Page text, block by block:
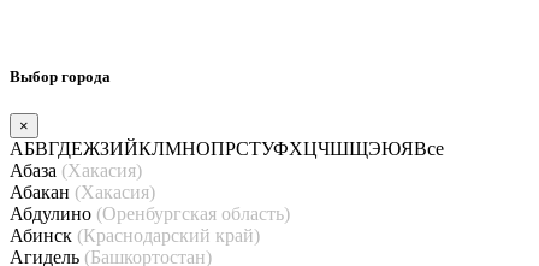
Выбор города
×
АБВГДЕЖЗИЙКЛМНОПРСТУФХЦЧШЩЭЮЯВсе
Абаза (Хакасия)
Абакан (Хакасия)
Абдулино (Оренбургская область)
Абинск (Краснодарский край)
Агидель (Башкортостан)